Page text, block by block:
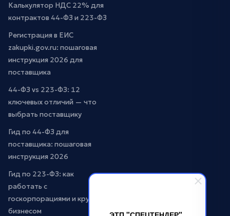
Калькулятор НДС 22% для
контрактов 44-ФЗ и 223-ФЗ
Регистрация в ЕИС
zakupki.gov.ru: пошаговая
инструкция 2026 для
поставщика
44-ФЗ vs 223-ФЗ: 12
ключевых отличий — что
выбрать поставщику
Гид по 44-ФЗ для
поставщика: пошаговая
инструкция 2026
Гид по 223-ФЗ: как
работать с
госкорпорациями и крупным
бизнесом